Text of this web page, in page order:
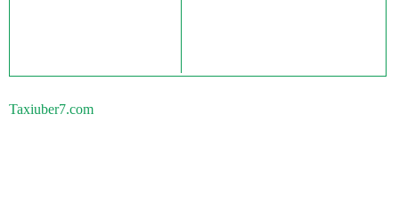
Taxiuber7.com